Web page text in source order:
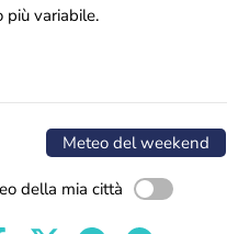
più variabile.
Meteo del weekend
della mia città